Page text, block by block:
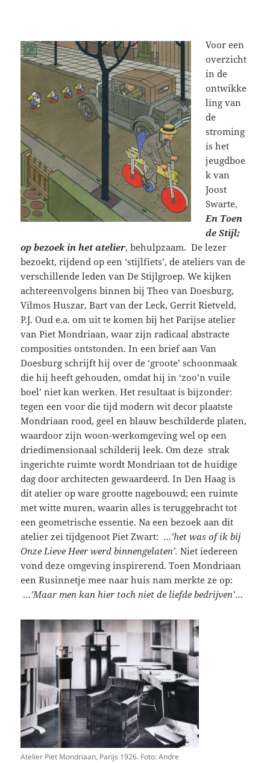
Voor een
overzicht
in de
ontwikke
ling van
de
stroming
is het
jeugdboe
k van
Joost
Swarte,
En Toen
de Stijl;
op bezoek in het atelier, behulpzaam. De lezer
bezoekt, rijdend op een ‘stijlfiets’, de ateliers van de
verschillende leden van De Stijlgroep. We kijken
achtereenvolgens binnen bij Theo van Doesburg,
Vilmos Huszar, Bart van der Leck, Gerrit Rietveld,
P.J. Oud e.a. om uit te komen bij het Parijse atelier
van Piet Mondriaan, waar zijn radicaal abstracte
composities ontstonden. In een brief aan Van
Doesburg schrijft hij over de ‘groote’ schoonmaak
die hij heeft gehouden, omdat hij in ‘zoo’n vuile
boel’ niet kan werken. Het resultaat is bijzonder:
tegen een voor die tijd modern wit decor plaatste
Mondriaan rood, geel en blauw beschilderde platen,
waardoor zijn woon-werkomgeving wel op een
driedimensionaal schilderij leek. Om deze strak
ingerichte ruimte wordt Mondriaan tot de huidige
dag door architecten gewaardeerd. In Den Haag is
dit atelier op ware grootte nagebouwd; een ruimte
met witte muren, waarin alles is teruggebracht tot
een geometrische essentie. Na een bezoek aan dit
atelier zei tijdgenoot Piet Zwart: …’het was of ik bij
Onze Lieve Heer werd binnengelaten’.Niet iedereen
vond deze omgeving inspirerend. Toen Mondriaan
een Rusinnetje mee naar huis nam merkte ze op:
…’Maar men kan hier toch niet de liefde bedrijven’…
Atelier Piet Mondriaan, Parijs 1926. Foto: Andre